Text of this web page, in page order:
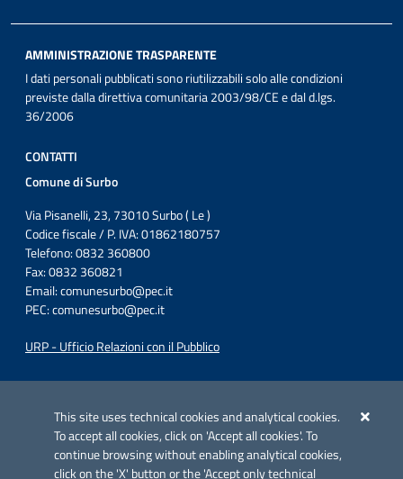
This site uses technical cookies and analytical cookies.
To accept all cookies, click on 'Accept all cookies'. To
continue browsing without enabling analytical cookies,
click on the 'X' button or the 'Accept only technical
AMMINISTRAZIONE TRASPARENTE
I dati personali pubblicati sono riutilizzabili solo alle condizioni
previste dalla direttiva comunitaria 2003/98/CE e dal d.lgs.
36/2006
CONTATTI
Comune di Surbo
Via Pisanelli, 23, 73010 Surbo ( Le )
Codice fiscale / P. IVA: 01862180757
Telefono: 0832 360800
Fax: 0832 360821
Email:comunesurbo@pec.it
PEC:comunesurbo@pec.it
URP - Ufficio Relazioni con il Pubblico
Azione 2.3.